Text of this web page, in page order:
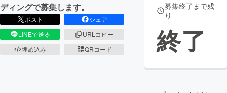
ディングで募集します。
ポスト
シェア
LINEで送る
URLコピー
埋め込み
QRコード
募集終了まで残
り
終了